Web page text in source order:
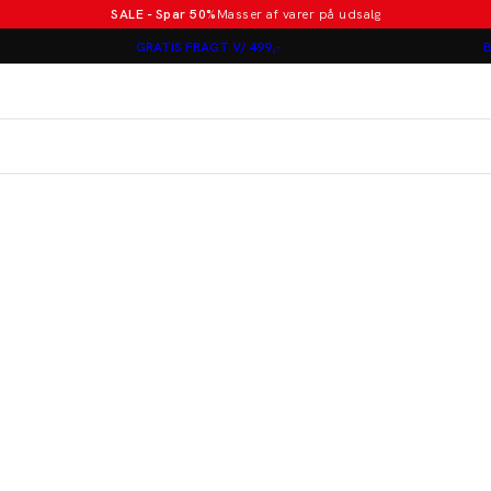
SALE - Spar 50%Masser af varer på udsalg
GRATIS FRAGT V/ 499,-Poloer i nye farver
Jakkesæt fra 1499 kr.
Lindbergh